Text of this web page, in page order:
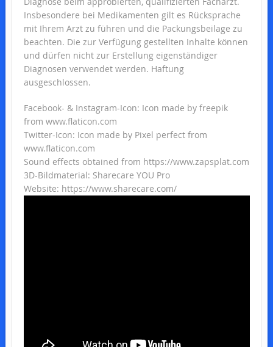
Insbesondere bei Medikamenten gilt es Rücksprache
mit Ihrem Arzt zu führen und die Packungsbeilage zu
beachten. Die zur Verfügung gestellten Inhalte können
und dürfen nicht zur Erstellung eigenständiger
Diagnosen verwendet werden. Haftung
ausgeschlossen.
Facebook- & Instagram-Icon: Icon made by freepik
from www.flaticon.com
Twitter-Icon: Icon made by Pixel perfect from
www.flaticon.com
Sound effects obtained from https://www.zapsplat.com
3D-Bildmaterial: Sharecare YOU Pro
Website: https://www.sharecare.com/